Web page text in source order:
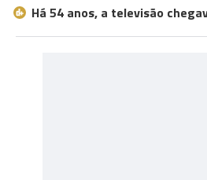
Há 54 anos, a televisão